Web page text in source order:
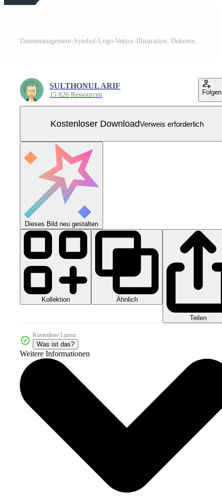
Datenmanagement-Symbol-Logo-Vektor-Illustration. Dokumentprojektsymbolvorlage für Grafik- und Webdesign-Sammlung Kostenloser Vektor
SULTHONUL ARIF
15.826 Ressourcen Folgen
Kostenloser DownloadVerweis erforderlich
Dieses Bild neu gestalten
Kollektion Ähnlich
Teilen
Kostenlose Lizenz
Was ist das?
Weitere Informationen